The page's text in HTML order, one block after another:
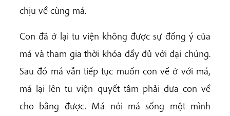
chịu về cùng má.
Con đã ở lại tu viện không được sự đồng ý của
má và tham gia thời khóa đầy đủ với đại chúng.
Sau đó má vẫn tiếp tục muốn con về ở với má,
má lại lên tu viện quyết tâm phải đưa con về
cho bằng được. Má nói má sống một mình